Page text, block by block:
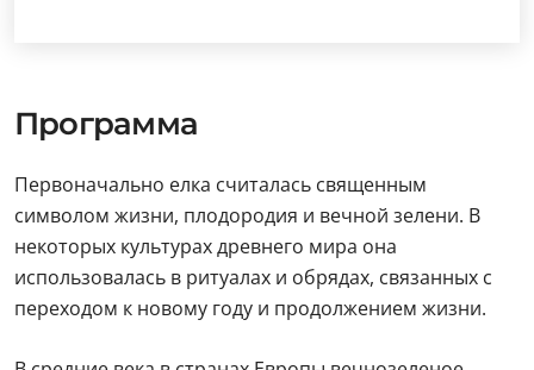
Программа
Первоначально елка считалась священным
символом жизни, плодородия и вечной зелени. В
некоторых культурах древнего мира она
использовалась в ритуалах и обрядах, связанных с
переходом к новому году и продолжением жизни.